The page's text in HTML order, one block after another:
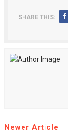
SHARE THIS:
Newer Article